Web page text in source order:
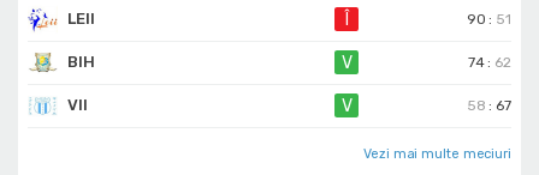
LEII 90 : 51
BIH V 74 : 62
VII V 58 : 67
Vezi mai multe meciuri